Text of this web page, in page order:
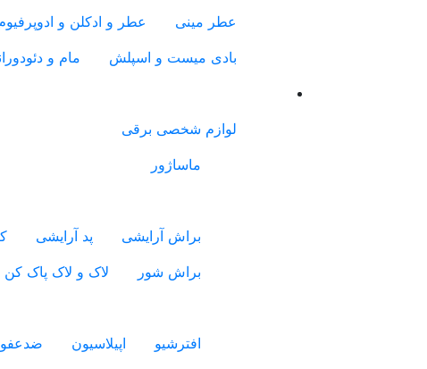
عطر مینی
عطر و ادکلن و ادوپرفیوم
بادی میست و اسپلش
مام و
لوازم شخصی برقی
ماساژور
براش آرایشی
پد آرایشی
براش شور
لاک و لاک پاک کن
افترشیو
اپیلاسیون